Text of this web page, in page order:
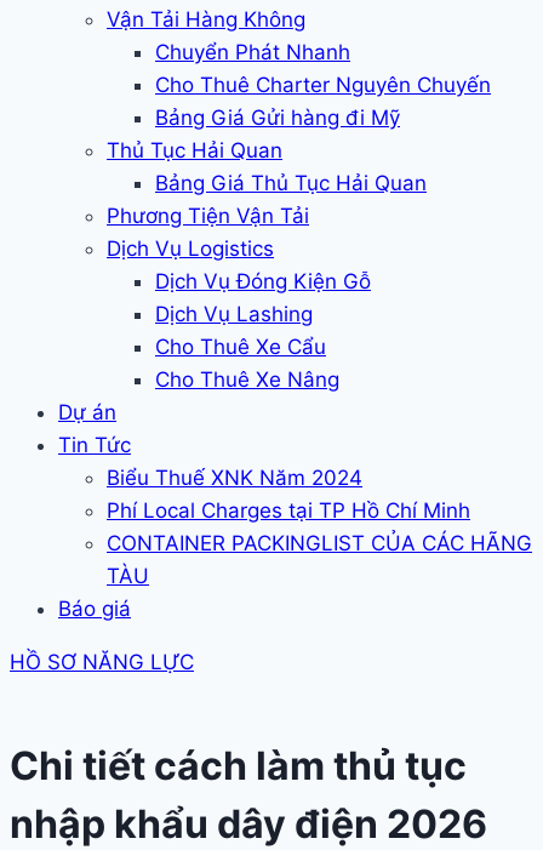
Vận Tải Hàng Không
Chuyển Phát Nhanh
Cho Thuê Charter Nguyên Chuyến
Bảng Giá Gửi hàng đi Mỹ
Thủ Tục Hải Quan
Bảng Giá Thủ Tục Hải Quan
Phương Tiện Vận Tải
Dịch Vụ Logistics
Dịch Vụ Đóng Kiện Gỗ
Dịch Vụ Lashing
Cho Thuê Xe Cẩu
Cho Thuê Xe Nâng
Dự án
Tin Tức
Biểu Thuế XNK Năm 2024
Phí Local Charges tại TP Hồ Chí Minh
CONTAINER PACKINGLIST CỦA CÁC HÃNG
TÀU
Báo giá
HỒ SƠ NĂNG LỰC
Chi tiết cách làm thủ tục
nhập khẩu dây điện 2026